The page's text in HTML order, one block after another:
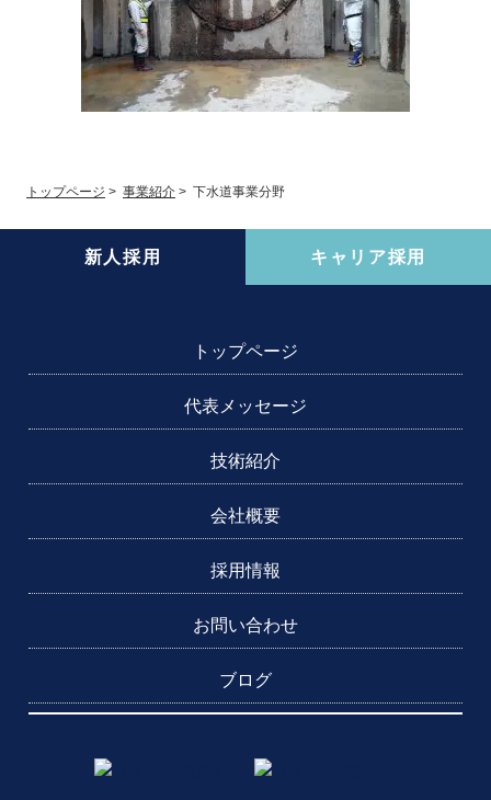
トップページ > 事業紹介 > 下水道事業分野
新人採用 キャリア採用
トップページ
代表メッセージ
技術紹介
会社概要
採用情報
お問い合わせ
ブログ